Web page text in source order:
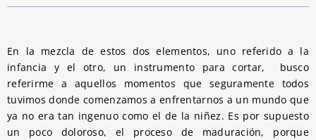
En la mezcla de estos dos elementos, uno referido a la
infancia y el otro, un instrumento para cortar, busco
referirme a aquellos momentos que seguramente todos
tuvimos donde comenzamos a enfrentarnos a un mundo que
ya no era tan ingenuo como el de la niñez. Es por supuesto
un poco doloroso, el proceso de maduración, porque